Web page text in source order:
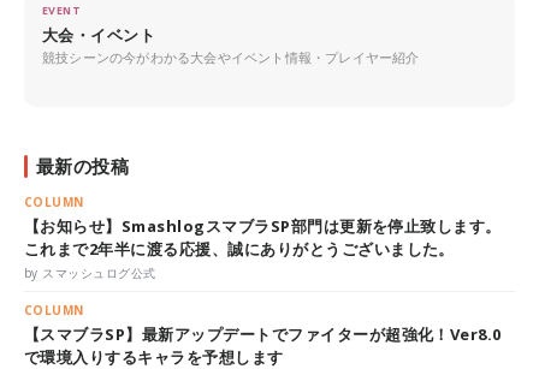
EVENT
大会・イベント
競技シーンの今がわかる大会やイベント情報・プレイヤー紹介
最新の投稿
COLUMN
【お知らせ】SmashlogスマブラSP部門は更新を停止致します。
これまで2年半に渡る応援、誠にありがとうございました。
by スマッシュログ公式
COLUMN
【スマブラSP】最新アップデートでファイターが超強化！Ver8.0
で環境入りするキャラを予想します